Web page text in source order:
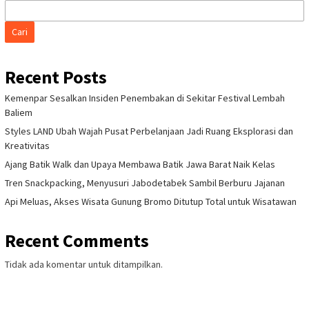
Cari
Recent Posts
Kemenpar Sesalkan Insiden Penembakan di Sekitar Festival Lembah
Baliem
Styles LAND Ubah Wajah Pusat Perbelanjaan Jadi Ruang Eksplorasi dan
Kreativitas
Ajang Batik Walk dan Upaya Membawa Batik Jawa Barat Naik Kelas
Tren Snackpacking, Menyusuri Jabodetabek Sambil Berburu Jajanan
Api Meluas, Akses Wisata Gunung Bromo Ditutup Total untuk Wisatawan
Recent Comments
Tidak ada komentar untuk ditampilkan.